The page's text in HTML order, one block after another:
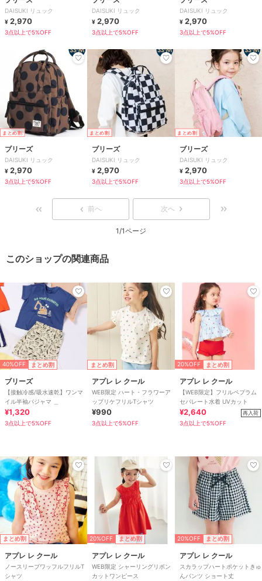
DAISUKI リュック
¥ 2,970
3点以上で5%OFF
DAISUKI リュック
¥ 2,970
3点以上で5%OFF
DAISUKI リュック
¥ 2,970
3点以上で5%OFF
まとめ割
ブリーズ
DAISUKI リュック
¥ 2,970
3点以上で5%OFF
まとめ割
ブリーズ
DAISUKI リュック
¥ 2,970
3点以上で5%OFF
まとめ割
ブリーズ
DAISUKI リュック
¥ 2,970
3点以上で5%OFF
前へ 次へ
1/1ページ
このショップの関連商品
40%OFF まとめ割
ブリーズ
【接触冷感/吸水速乾】ワンマ
¥1,320
3点以上で5%OFF
まとめ割
アプレ レ クール
WEB限定 ハート・フラワーア
ップリケフリルTシャツ
¥990
3点以上で5%OFF
20%OFF まとめ割
アプレ レ クール
【WEB限定】フリルペプラム
セパレート水着 UVカット
¥2,640 再入荷
3点以上で5%OFF
まとめ割
アプレ レ クール
ノースリーブワッフルフリルT
シャツ
20%OFF まとめ割
アプレ レ クール
WEB限定 シャーリングリボン
カットワンピース
20%OFF まとめ割
アプレ レ クール
スカラップハートポケットきゅ
んパンツ ショート丈